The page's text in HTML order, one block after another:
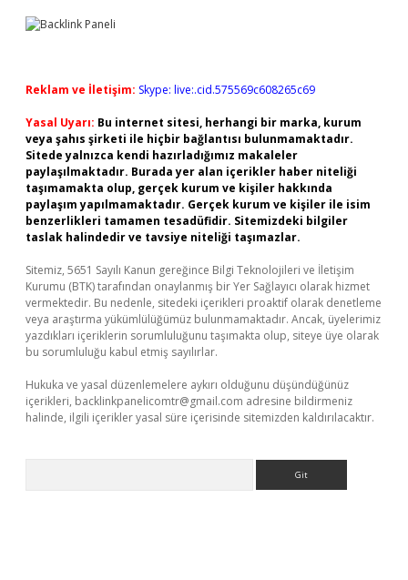
Reklam ve İletişim: Skype: live:.cid.575569c608265c69
Yasal Uyarı: Bu internet sitesi, herhangi bir marka, kurum
veya şahıs şirketi ile hiçbir bağlantısı bulunmamaktadır.
Sitede yalnızca kendi hazırladığımız makaleler
paylaşılmaktadır. Burada yer alan içerikler haber niteliği
taşımamakta olup, gerçek kurum ve kişiler hakkında
paylaşım yapılmamaktadır. Gerçek kurum ve kişiler ile isim
benzerlikleri tamamen tesadüfidir. Sitemizdeki bilgiler
taslak halindedir ve tavsiye niteliği taşımazlar.
Sitemiz, 5651 Sayılı Kanun gereğince Bilgi Teknolojileri ve İletişim
Kurumu (BTK) tarafından onaylanmış bir Yer Sağlayıcı olarak hizmet
vermektedir. Bu nedenle, sitedeki içerikleri proaktif olarak denetleme
veya araştırma yükümlülüğümüz bulunmamaktadır. Ancak, üyelerimiz
yazdıkları içeriklerin sorumluluğunu taşımakta olup, siteye üye olarak
bu sorumluluğu kabul etmiş sayılırlar.
Hukuka ve yasal düzenlemelere aykırı olduğunu düşündüğünüz
içerikleri, backlinkpanelicomtr@gmail.com adresine bildirmeniz
halinde, ilgili içerikler yasal süre içerisinde sitemizden kaldırılacaktır.